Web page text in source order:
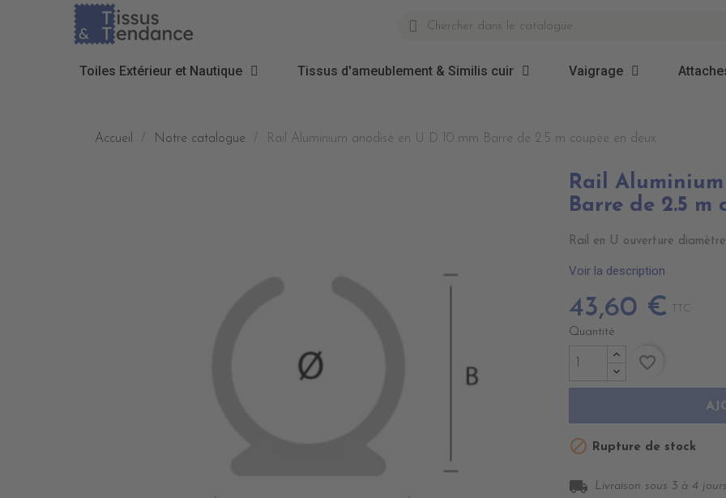
Toiles Extérieur et Nautique Tissus d'ameublement & Similis cuir Vaigrage
Accueil Notre catalogue Rail Aluminium anodisé en U D 10 mm Barre de 2.5 m coupée en deux
Rail Aluminium
Barre de 2.5 m
Rail en U ouverture
Voir la description
43,60 € TTC
Quantité
favorite_border
 Rupture de stock
local_shipping Livraison sous 3 à 4